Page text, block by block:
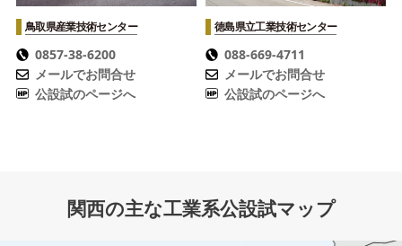
鳥取県産業技術センター
0857-38-6200
メールでお問合せ
公設試のページへ
徳島県立工業技術センター
088-669-4711
メールでお問合せ
公設試のページへ
関西の主な工業系公設試マップ